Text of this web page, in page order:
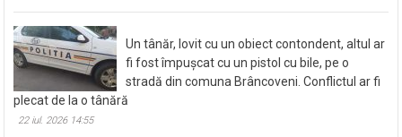
Un tânăr, lovit cu un obiect contondent, altul ar
fi fost împușcat cu un pistol cu bile, pe o
stradă din comuna Brâncoveni. Conflictul ar fi
plecat de la o tânără
22 iul. 2026 14:55